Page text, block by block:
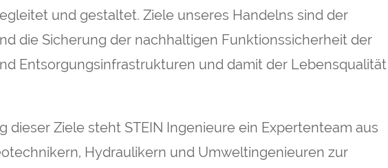
und gestaltet. Ziele unseres Handelns sind der
die Sicherung der nachhaltigen Funktionssicherheit der
Entsorgungsinfrastrukturen und damit der Lebensqualität
dieser Ziele steht STEIN Ingenieure ein Expertenteam aus
Hydraulikern und Umweltingenieuren zur